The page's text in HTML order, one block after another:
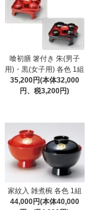
喰初膳 箸付き 朱(男子
用)・黒(女子用) 各色 1組
35,200円(本体32,000
円、税3,200円)
家紋入 雑煮椀 各色 1組
44,000円(本体40,000